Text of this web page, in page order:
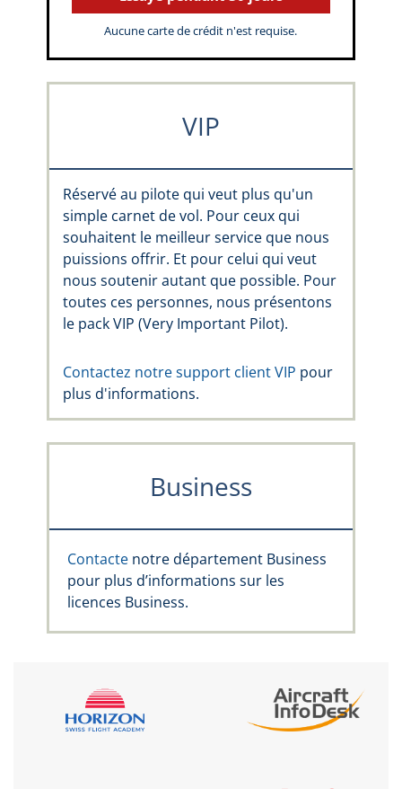
Aucune carte de crédit n'est requise.
VIP
Réservé au pilote qui veut plus qu'un
simple carnet de vol. Pour ceux qui
souhaitent le meilleur service que nous
puissions offrir. Et pour celui qui veut
nous soutenir autant que possible. Pour
toutes ces personnes, nous présentons
le pack VIP (Very Important Pilot).
Contactez notre support client VIP pour
plus d'informations.
Business
Contacte notre département Business
pour plus d’informations sur les
licences Business.